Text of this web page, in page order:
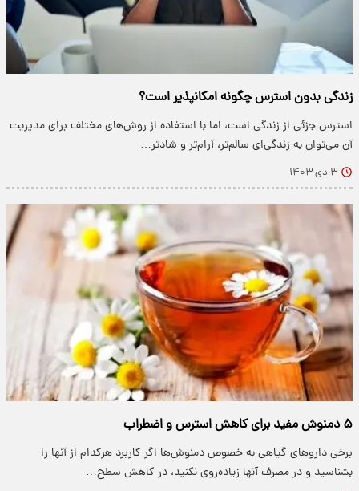
زندگی بدون استرس چگونه امکانپذیر است؟
استرس جزئی از زندگی است، اما با استفاده از روش‌های مختلف برای مدیریت
آن می‌توان به زندگی‌ای سالم‌تر، آرام‌تر و شادتر…
۳ دی ۱۴۰۳
۵ دمنوش مفید برای کاهش استرس و اضطراب
برخی داروهای گیاهی به خصوص دمنوش‌ها اگر کاربرد هرکدام از آنها را
بشناسید و در مصرف آنها زیاده‌روی نکنید، در کاهش سطح…